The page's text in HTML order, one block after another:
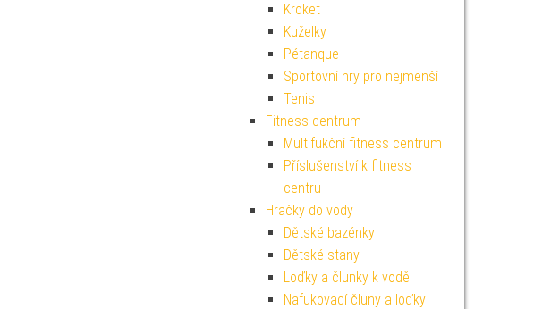
Kroket
Kuželky
Pétanque
Sportovní hry pro nejmenší
Tenis
Fitness centrum
Multifukční fitness centrum
Příslušenství k fitness
centru
Hračky do vody
Dětské bazénky
Dětské stany
Loďky a člunky k vodě
Nafukovací čluny a loďky